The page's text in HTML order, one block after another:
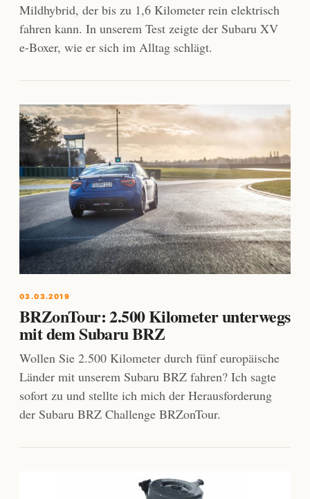
Mildhybrid, der bis zu 1,6 Kilometer rein elektrisch
fahren kann. In unserem Test zeigte der Subaru XV
e-Boxer, wie er sich im Alltag schlägt.
03.03.2019
BRZonTour: 2.500 Kilometer unterwegs
mit dem Subaru BRZ
Wollen Sie 2.500 Kilometer durch fünf europäische
Länder mit unserem Subaru BRZ fahren? Ich sagte
sofort zu und stellte ich mich der Herausforderung
der Subaru BRZ Challenge BRZonTour.